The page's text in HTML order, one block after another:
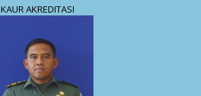
KAUR AKREDITASI